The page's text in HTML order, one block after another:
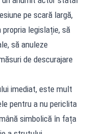
pe scară largă,
legislație, să
să anuleze
de descurajare
imediat, este mult
pentru a nu periclita
simbolică în fața